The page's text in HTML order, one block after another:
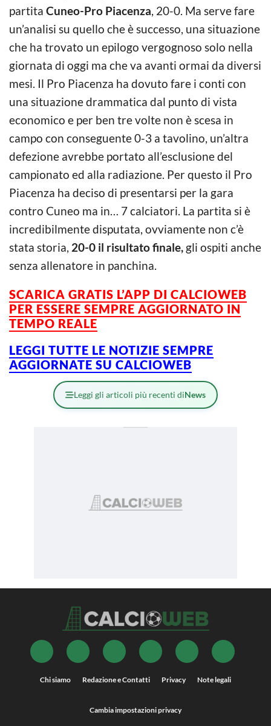
partita Cuneo-Pro Piacenza, 20-0. Ma serve fare
un’analisi su quello che è successo, una situazione
che ha trovato un epilogo vergognoso solo nella
giornata di oggi ma che va avanti ormai da diversi
mesi. Il Pro Piacenza ha dovuto fare i conti con
una situazione drammatica dal punto di vista
economico e per ben tre volte non è scesa in
campo con conseguente 0-3 a tavolino, un’altra
defezione avrebbe portato all’esclusione del
campionato ed alla radiazione. Per questo il Pro
Piacenza ha deciso di presentarsi per la gara
contro Cuneo ma in… 7 calciatori. La partita si è
incredibilmente disputata, ovviamente non c’è
stata storia, 20-0 il risultato finale, gli ospiti anche
senza allenatore in panchina.
SCARICA GRATIS L’APP DI CALCIOWEB
PER ESSERE SEMPRE AGGIORNATO IN
TEMPO REALE
LEGGI TUTTE LE NOTIZIE SEMPRE
AGGIORNATE SU CALCIOWEB
Leggi gli articoli più recenti diNews
Chi siamo Redazione e Contatti Privacy Note legali
Cambia impostazioni privacy